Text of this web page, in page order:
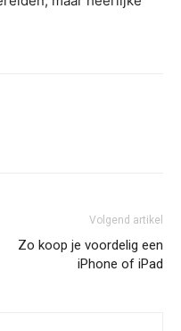
Volgend artikel
Zo koop je voordelig een
iPhone of iPad